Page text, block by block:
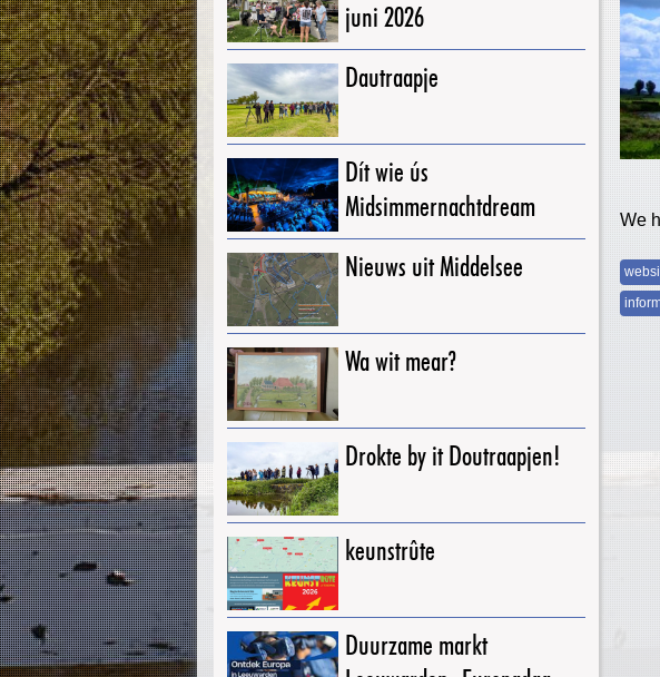
juni 2026
Dautraapje
Dít wie ús
Midsimmernachtdream
Nieuws uit Middelsee
Wa wit mear?
Drokte by it Doutraapjen!
keunstrûte
Duurzame markt
We